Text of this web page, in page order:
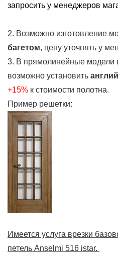
запросить у менеджеров
2. Возможно изготовление
багетом, цену уточнять у
3. В прямолинейные модели
возможно установить
+15% к стоимости полотна.
Пример решетки:
Имеется услуга врезки
петель Anselmi 516 istar.